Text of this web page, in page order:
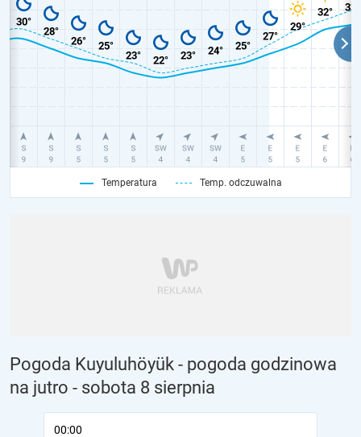
Temperatura Temp. odczuwalna
Pogoda Kuyuluhöyük - pogoda godzinowa
na jutro - sobota 8 sierpnia
00:00